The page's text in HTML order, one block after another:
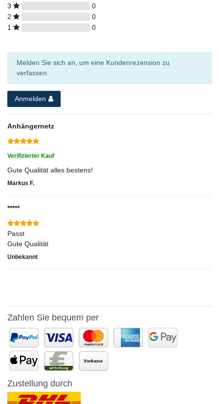
3
0
2
0
1
0
Melden Sie sich an, um eine Kundenrezension zu
verfassen.
Anmelden
Anhängernetz
Verifizierter Kauf
Gute Qualität alles bestens!
Markus F.
*****
Passt
Gute Qualität
Unbekannt
Zahlen Sie bequem per
Zustellung durch